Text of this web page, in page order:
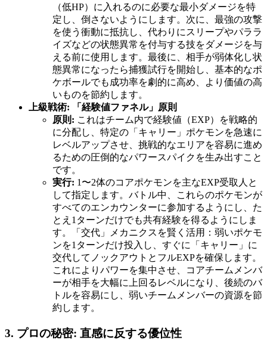
（低HP）に入れるのに必要な最小ダメージを特
定し、倒さないようにします。次に、最強の攻撃
を使う衝動に抵抗し、代わりにスリープやパララ
イズなどの状態異常を付与する技をダメージを与
える前に使用します。最後に、相手が弱体化し状
態異常になったら捕獲試行を開始し、基本的なポ
ケボールでも成功率を劇的に高め、より価値の高
いものを節約します。
上級戦術: 「経験値ファネル」原則
原則: これはチーム内で経験値（EXP）を戦略的
に分配し、特定の「キャリー」ポケモンを急速に
レベルアップさせ、挑戦的なエリアを容易に進め
るための圧倒的なパワースパイクを生み出すこと
です。
実行: 1〜2体のコアポケモンを主なEXP受取人と
して指定します。バトル中、これらのポケモンが
すべてのエンカウンターに参加するようにし、た
とえ1ターンだけでも共有経験を得るようにしま
す。「交代」メカニクスを賢く活用：弱いポケモ
ンを1ターンだけ投入し、すぐに「キャリー」に
交代してノックアウトとフルEXPを確保します。
これによりパワーを集中させ、コアチームメンバ
ーが相手を大幅に上回るレベルになり、後続のバ
トルを容易にし、弱いチームメンバーの資源を節
約します。
3. プロの秘密: 直感に反する優位性